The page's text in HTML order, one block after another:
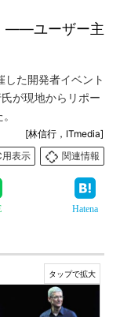
――ユーザー主
た開発者イベント
が現地からリポー
[林信行，ITmedia]
用表示
関連情報
Hatena